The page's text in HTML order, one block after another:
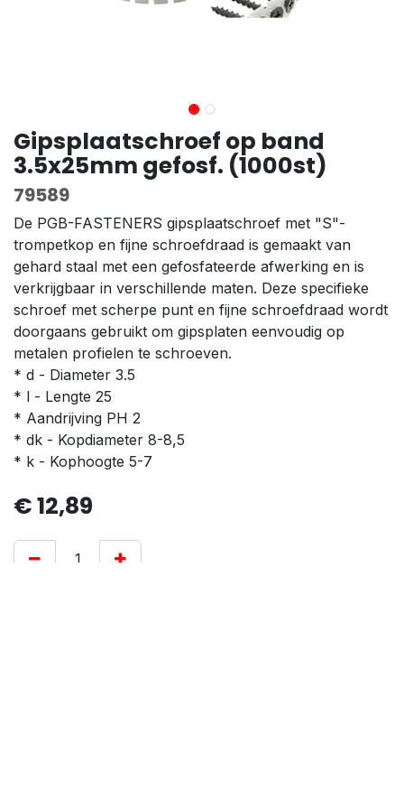
Gipsplaatschroef op band
3.5x25mm gefosf. (1000st)
79589
De PGB-FASTENERS gipsplaatschroef met "S"-
trompetkop en fijne schroefdraad is gemaakt van
gehard staal met een gefosfateerde afwerking en is
verkrijgbaar in verschillende maten. Deze specifieke
schroef met scherpe punt en fijne schroefdraad wordt
doorgaans gebruikt om gipsplaten eenvoudig op
metalen profielen te schroeven.
* d - Diameter 3.5
* l - Lengte 25
* Aandrijving PH 2
* dk - Kopdiameter 8-8,5
* k - Kophoogte 5-7
€12,89